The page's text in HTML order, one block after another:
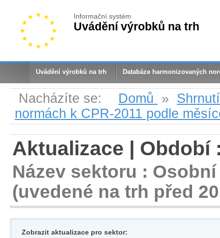
Informační systém
Uvádění výrobků na trh
Uvádění výrobků na trh Databáze harmonizovaných
Nacházíte se: Domů »
normách k CPR-2011 podle
Aktualizace | Období
Název sektoru :
(uvedené na trh před
Zobrazit aktualizace pro sektor: